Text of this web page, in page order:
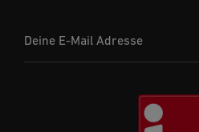
Deine E-Mail Adresse